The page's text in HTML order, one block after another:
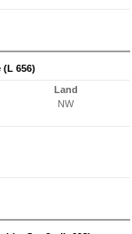
656)
Land
NW